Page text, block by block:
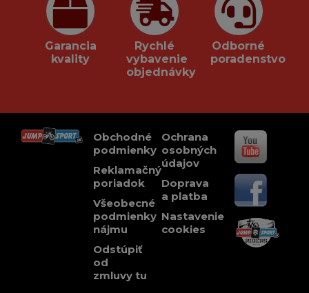
Garancia
kvality
Rychlé
vybavenie
objednávky
Odborné
poradenstvo
Obchodné
podmienky
Reklamačný
poriadok
Všeobecné
podmienky
nájmu
Odstúpiť
od
zmluvy tu
Ochrana
osobných
údajov
Doprava
a platba
Nastavenie
cookies